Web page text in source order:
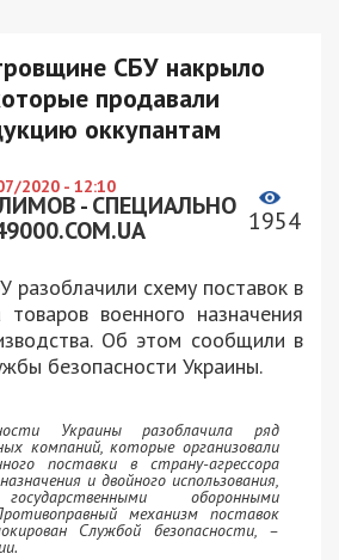
СБУ накрыло
продавали
оккупантам
2020 - 12:10
- СПЕЦИАЛЬНО 1954
разоблачили схему поставок в
товаров военного назначения
Об этом сообщили в
безопасности Украины.
Украины разоблачила ряд
компаний, которые организовали
поставки в страну-агрессора
и двойного использования,
оборонными
механизм поставок
Службой безопасности, –